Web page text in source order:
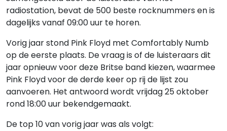
radiostation, bevat de 500 beste rocknummers en is
dagelijks vanaf 09:00 uur te horen.
Vorig jaar stond Pink Floyd met Comfortably Numb
op de eerste plaats. De vraag is of de luisteraars dit
jaar opnieuw voor deze Britse band kiezen, waarmee
Pink Floyd voor de derde keer op rij de lijst zou
aanvoeren. Het antwoord wordt vrijdag 25 oktober
rond 18:00 uur bekendgemaakt.
De top 10 van vorig jaar was als volgt: